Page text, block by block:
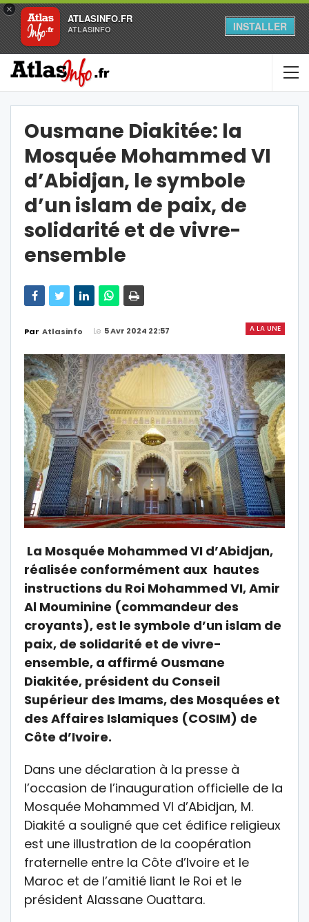
×
ATLASINFO.FR
ATLASINFO INSTALLER
Ousmane Diakitée: la
Mosquée Mohammed VI
d’Abidjan, le symbole
d’un islam de paix, de
solidarité et de vivre-
ensemble
A LA UNE
Par Atlasinfo Le 5 Avr 2024 22:57
La Mosquée Mohammed VI d’Abidjan,
réalisée conformément aux hautes
instructions du Roi Mohammed VI, Amir
Al Mouminine (commandeur des
croyants), est le symbole d’un islam de
paix, de solidarité et de vivre-
ensemble, a affirmé Ousmane
Diakitée, président du Conseil
Supérieur des Imams, des Mosquées et
des Affaires Islamiques (COSIM) de
Côte d’Ivoire.
Dans une déclaration à la presse à
l’occasion de l’inauguration officielle de la
Mosquée Mohammed VI d’Abidjan, M.
Diakité a souligné que cet édifice religieux
est une illustration de la coopération
fraternelle entre la Côte d’Ivoire et le
Maroc et de l’amitié liant le Roi et le
président Alassane Ouattara.